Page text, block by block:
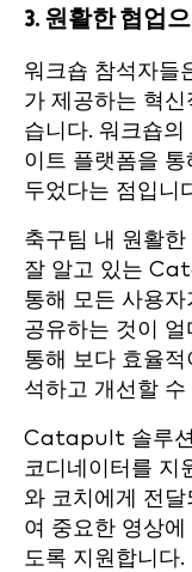
3. 원활한 협업
워크숍 참석자
가 제공하는 혁
습니다. 워크숍
이트 플랫폼을
두었다는 점입니
축구팀 내 원활
잘 알고 있는
통해 모든 사용
공유하는 것이
통해 보다 효율
석하고 개선할 수
Catapult 솔루션
코디네이터를 지
와 코치에게 전
여 중요한 영상
도록 지원합니다